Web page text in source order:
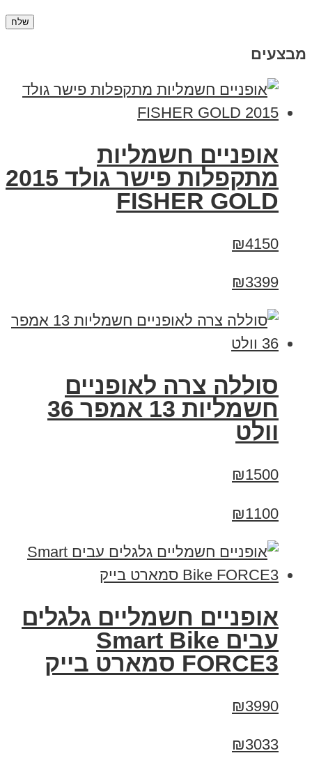
מבצעים
אופניים חשמליות
מתקפלות פישר גולד 2015
FISHER GOLD
₪4150
₪3399
סוללה צרה לאופניים
חשמליות 13 אמפר 36
וולט
₪1500
₪1100
אופניים חשמליים גלגלים
עבים Smart Bike
FORCE3 סמארט בייק
₪3990
₪3033